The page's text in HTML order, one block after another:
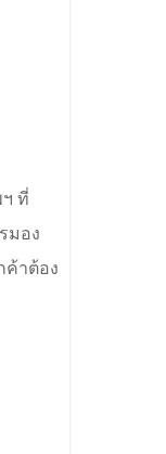
ที่
มอง
ค้าต้อง